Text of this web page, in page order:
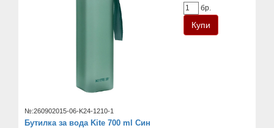
бр.
№:260902015-06-K24-1210-1
Бутилка за вода Kite 700 ml Син